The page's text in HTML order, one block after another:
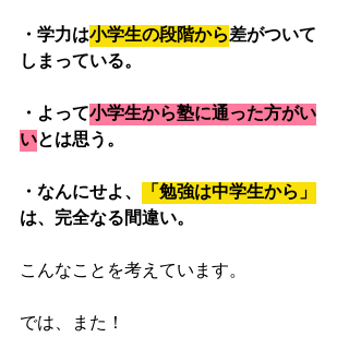
・学力は小学生の段階から差がついて
しまっている。
・よって小学生から塾に通った方がい
いとは思う。
・なんにせよ、
「勉強は中学生から」
は、完全なる間違い。
こんなことを考えています。
では、また！